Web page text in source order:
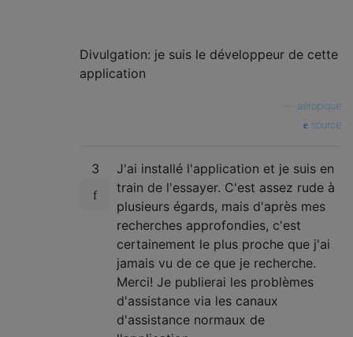
Divulgation: je suis le développeur de cette
application
aéropique
source
3
J'ai installé l'application et je suis en
train de l'essayer. C'est assez rude à
plusieurs égards, mais d'après mes
recherches approfondies, c'est
certainement le plus proche que j'ai
jamais vu de ce que je recherche.
Merci! Je publierai les problèmes
d'assistance via les canaux
d'assistance normaux de